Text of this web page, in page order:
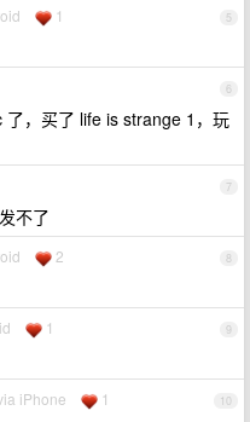
5
1
6
，买了 life is strange 1，玩
7
不了
8
2
9
1
10
iPhone 1